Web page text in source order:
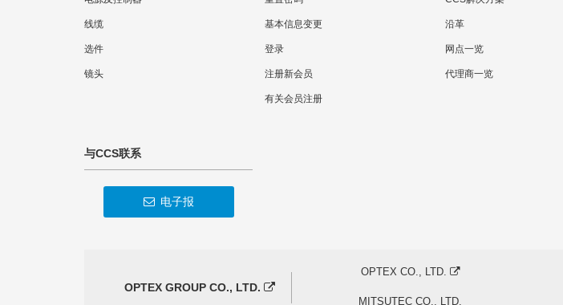
线缆
选件
镜头
基本信息变更
登录
注册新会员
有关会员注册
沿革
网点一览
代理商一览
与CCS联系
电子报
OPTEX GROUP CO., LTD.
OPTEX CO., LTD.
MITSUTEC CO., LTD.